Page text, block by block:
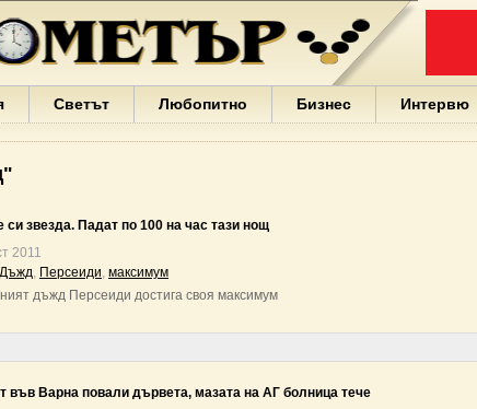
ЕС
Светът Любопитно Бизнес Интервю
си звезда. Падат по 100 на час тази нощ
2011
Дъжд, Персеиди, максимум
дъжд Персеиди достига своя максимум
Варна повали дървета, мазата на АГ болница тече